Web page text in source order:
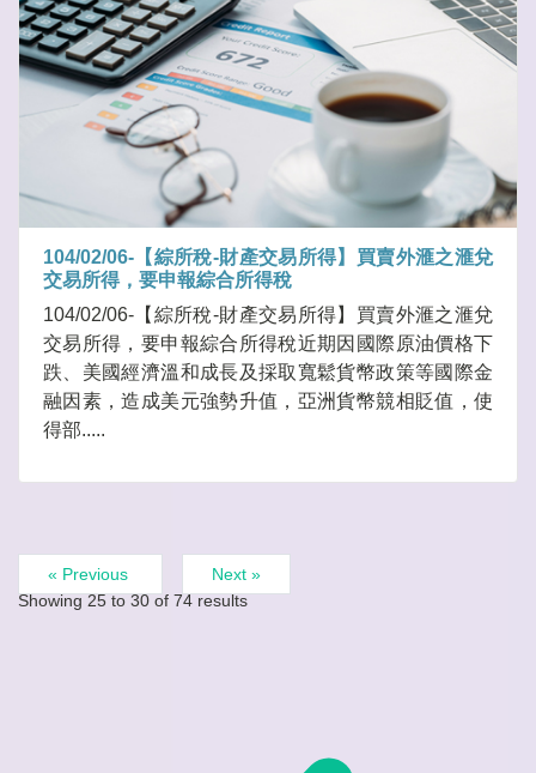
104/02/06-【綜所稅-財產交易所得】買賣外滙之滙兌
交易所得，要申報綜合所得稅
104/02/06-【綜所稅-財產交易所得】買賣外滙之滙兌
交易所得，要申報綜合所得稅近期因國際原油價格下
跌、美國經濟溫和成長及採取寬鬆貨幣政策等國際金
融因素，造成美元強勢升值，亞洲貨幣競相貶值，使
得部.....
« Previous
Next »
Showing 25 to 30 of 74 results